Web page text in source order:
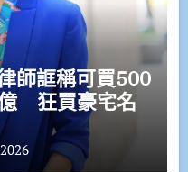
師誆稱可買500
狂買豪宅名